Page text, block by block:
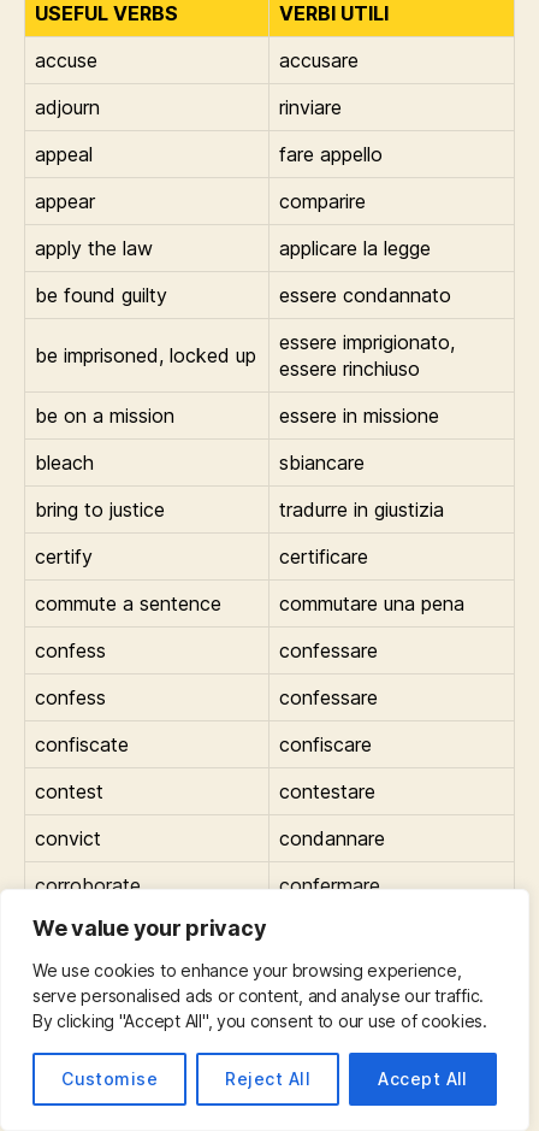
We value your privacy
We use cookies to enhance your browsing experience,
serve personalised ads or content, and analyse our traffic.
By clicking "Accept All", you consent to our use of cookies.
Customise Reject All Accept All
USEFUL VERBS
VERBI UTILI
accuse
accusare
adjourn
rinviare
appeal
fare appello
appear
comparire
apply the law
applicare la legge
be found guilty
essere condannato
be imprisoned, locked up
essere imprigionato,
essere rinchiuso
be on a mission
essere in missione
bleach
sbiancare
bring to justice
tradurre in giustizia
certify
certificare
commute a sentence
commutare una pena
confess
confessare
confess
confessare
confiscate
confiscare
contest
contestare
convict
condannare
corroborate
confermare
corrupt
counterfeit/falsify
falsificare
dichiarare non
riproducibile
defer
differire